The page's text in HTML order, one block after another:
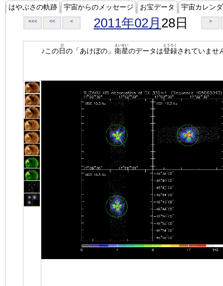
はやぶさの軌跡 宇宙からのメッセージ お宝データ 宇宙カレン
<<< << < 2011年02月 28日 >
♪この日
ひ
の「あけぼの」 衛星
えいせい
のデータは登録
とうろく
されていませ